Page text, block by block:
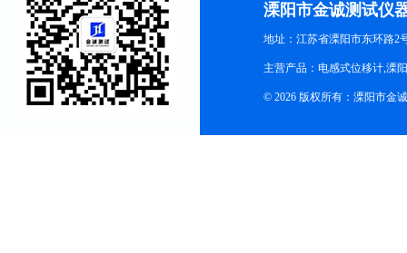
溧阳市金诚测试仪
地址：江苏省溧阳市东环路2
主营产品：电感式位移计,溧
© 2026 版权所有：溧阳市金